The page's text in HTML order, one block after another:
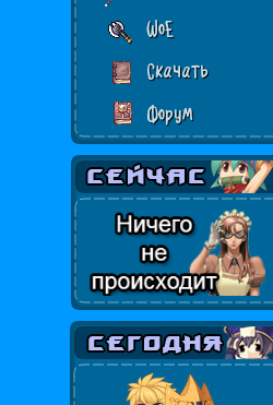
WoE
Скачать
Форум